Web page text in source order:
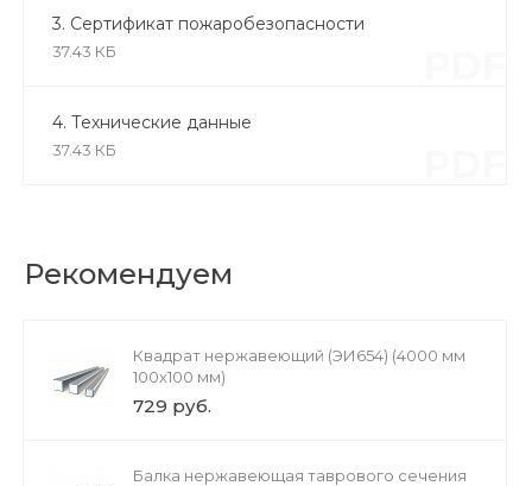
3. Сертификат пожаробезопасности
37.43 КБ
4. Технические данные
37.43 КБ
Рекомендуем
Квадрат нержавеющий (ЭИ654) (4000 мм
100x100 мм)
729 руб.
Балка нержавеющая таврового сечения